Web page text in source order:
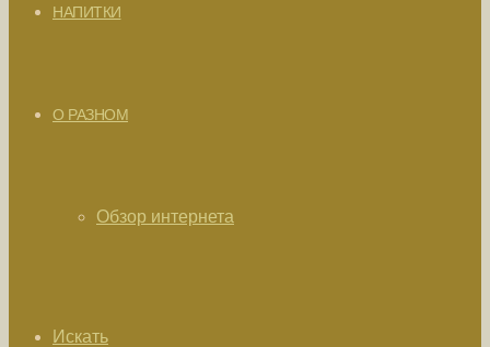
НАПИТКИ
О РАЗНОМ
Обзор интернета
Искать